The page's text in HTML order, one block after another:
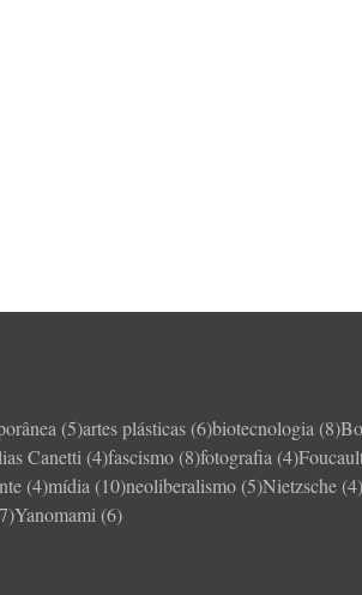
(5)artes plásticas (6)biotecnologia (8)
Canetti (4)fascismo (8)fotografia (4)
(4)mídia (10)neoliberalismo (5)Nietzsche
Yanomami (6)